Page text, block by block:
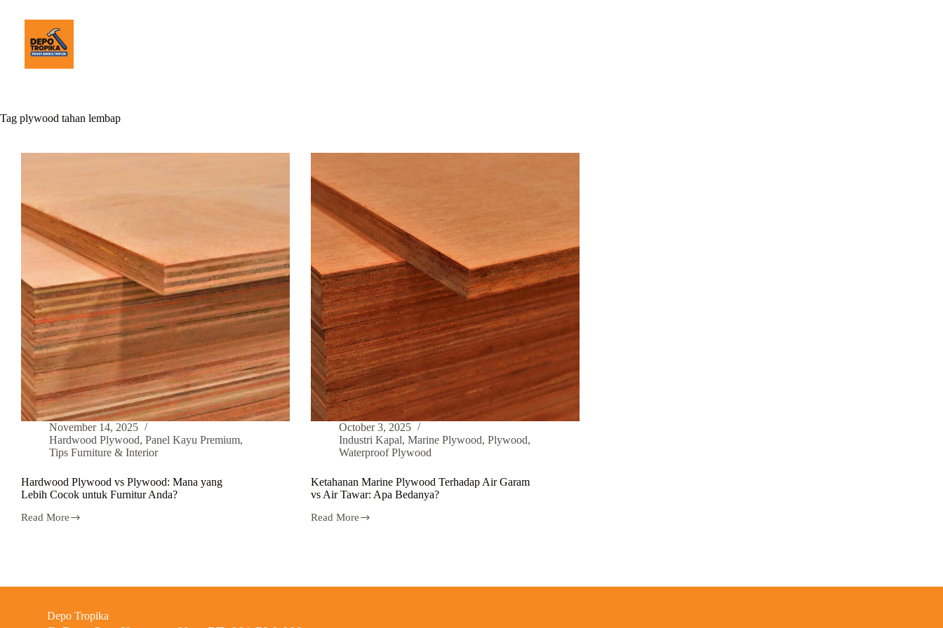
Tag plywood tahan lembap
November 14, 2025
Hardwood Plywood, Panel Kayu Premium,
Tips Furniture & Interior
Hardwood Plywood vs Plywood: Mana yang
Lebih Cocok untuk Furnitur Anda?
Read More
October 3, 2025
Industri Kapal,Marine Plywood,Plywood,
Waterproof Plywood
Ketahanan Marine Plywood Terhadap Air Garam
vs Air Tawar: Apa Bedanya?
Read More
Depo Tropika